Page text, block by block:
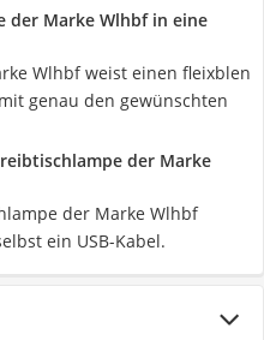
der Marke Wlhbf in eine
Wlhbf weist einen fleixblen
genau den gewünschten
der Marke
der Marke Wlhbf
ein USB-Kabel.